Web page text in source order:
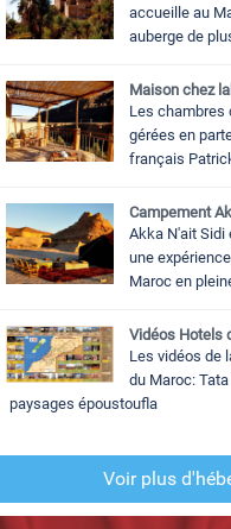
accueille au
auberge de
Maison chez
Les chambres
gérées en
français
Campement
Akka N'ait Sidi
une
Maroc en
Vidéos Hotels
Les vidéos de
du Maroc:
paysages époustoufla
Voir plus